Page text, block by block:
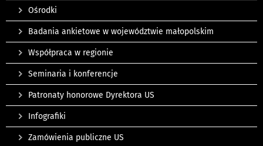
Ośrodki
Badania ankietowe w województwie małopolskim
Współpraca w regionie
Seminaria i konferencje
Patronaty honorowe Dyrektora US
Infografiki
Zamówienia publiczne US